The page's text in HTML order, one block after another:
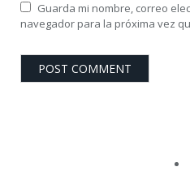
Guarda mi nombre, correo
navegador para la próxima vez